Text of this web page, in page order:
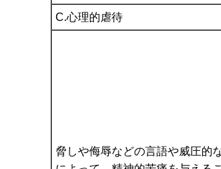
C.心理的虐待
脅しや侮辱などの言語や威圧的